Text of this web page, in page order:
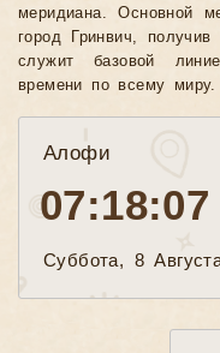
меридиана. Основной
город Гринвич,
служит базовой
времени по всему миру.
Алофи
07:18:09
Суббота, 8